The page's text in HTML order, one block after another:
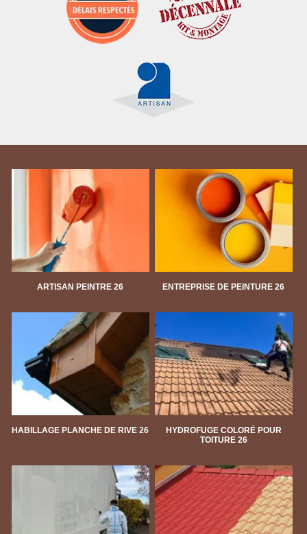
ARTISAN PEINTRE 26 ENTREPRISE DE PEINTURE 26
HABILLAGE PLANCHE DE RIVE 26
HYDROFUGE COLORÉ POUR
TOITURE 26